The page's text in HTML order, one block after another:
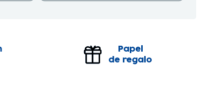
97 226 94 15
Ver en mapa
Papel
de regalo